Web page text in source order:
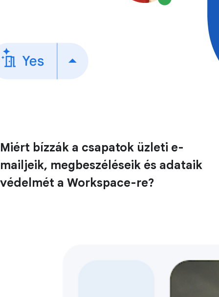
Miért bízzák a csapatok üzleti e-
mailjeik, megbeszéléseik és adataik
védelmét a Workspace-re?